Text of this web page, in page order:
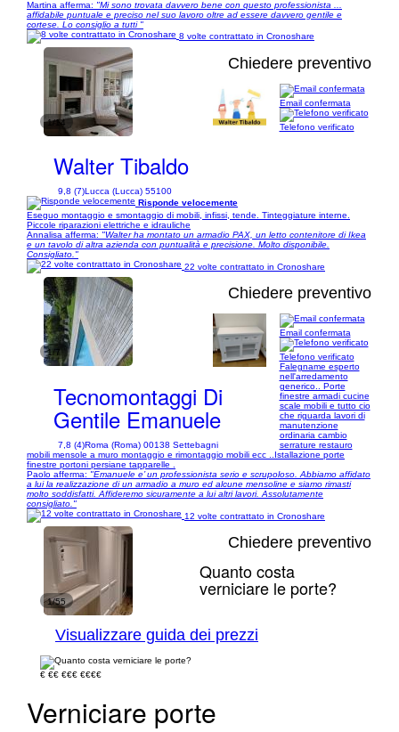
Martina afferma: "Mi sono trovata davvero bene con questo professionista ...
affidabile puntuale e preciso nel suo lavoro oltre ad essere davvero gentile e
cortese. Lo consiglio a tutti "
8 volte contrattato in Cronoshare
1/14
Chiedere preventivo
Walter Tibaldo
9,8 (7)Lucca (Lucca) 55100
Email confermata
Telefono verificato
Risponde velocemente
Eseguo montaggio e smontaggio di mobili, infissi, tende. Tinteggiature interne.
Piccole riparazioni elettriche e idrauliche
Annalisa afferma: "Walter ha montato un armadio PAX, un letto contenitore di Ikea
e un tavolo di altra azienda con puntualità e precisione. Molto disponibile.
Consigliato."
22 volte contrattato in Cronoshare
1/7
Chiedere preventivo
Tecnomontaggi Di
Gentile Emanuele
7,8 (4)Roma (Roma) 00138 Settebagni
Email confermata
Telefono verificato
Falegname esperto
nell'arredamento
generico.. Porte
finestre armadi cucine
scale mobili e tutto cio
che riguarda lavori di
manutenzione
ordinaria cambio
serrature restauro
mobili mensole a muro montaggio e rimontaggio mobili ecc ..Istallazione porte
finestre portoni persiane tapparelle .
Paolo afferma: "Emanuele e’ un professionista serio e scrupoloso. Abbiamo affidato
a lui la realizzazione di un armadio a muro ed alcune mensoline e siamo rimasti
molto soddisfatti. Affideremo sicuramente a lui altri lavori. Assolutamente
consigliato."
12 volte contrattato in Cronoshare
1/55
Chiedere preventivo
Quanto costa
verniciare le porte?
Visualizzare guida dei prezzi
€ €€ €€€ €€€€
Verniciare porte